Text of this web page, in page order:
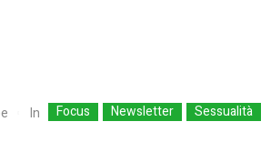
In Focus Newsletter Sessualità